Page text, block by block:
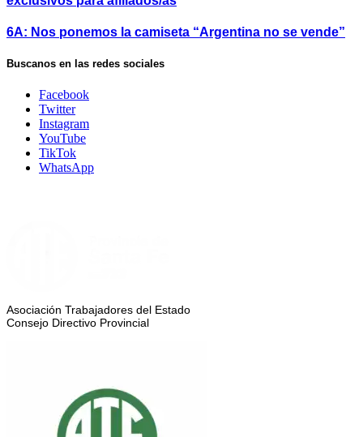
6A: Nos ponemos la camiseta “Argentina no se vende”
Buscanos en las redes sociales
Facebook
Twitter
Instagram
YouTube
TikTok
WhatsApp
Asociación Trabajadores del Estado
Consejo Directivo Provincial